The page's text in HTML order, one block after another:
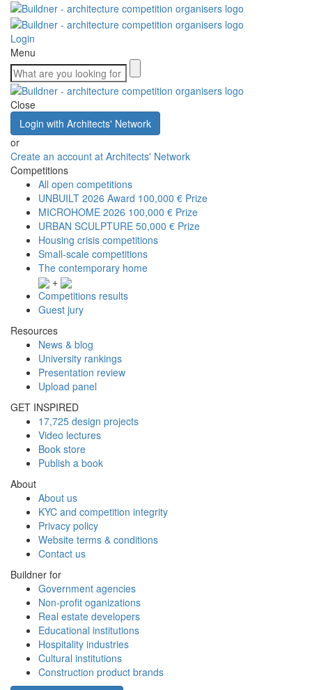
Login
Menu
Close
Login with Architects' Network
or
Create an account at Architects' Network
Competitions
All open competitions
UNBUILT 2026 Award 100,000 € Prize
MICROHOME 2026 100,000 € Prize
URBAN SCULPTURE 50,000 € Prize
Housing crisis competitions
Small-scale competitions
The contemporary home
+
Competitions results
Guest jury
Resources
News & blog
University rankings
Presentation review
Upload panel
GET INSPIRED
17,725 design projects
Video lectures
Book store
Publish a book
About
About us
KYC and competition integrity
Privacy policy
Website terms & conditions
Contact us
Buildner for
Government agencies
Non-profit oganizations
Real estate developers
Educational institutions
Hospitality industries
Cultural institutions
Construction product brands